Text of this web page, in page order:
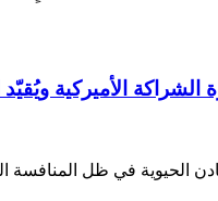
الأميركية ويُقيّد
الحيوية في ظل المنافسة